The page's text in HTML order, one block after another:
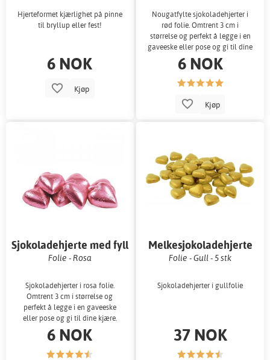
Hjerteformet kjærlighet på pinne
til bryllup eller fest!
6 NOK
Kjøp
Nougatfylte sjokoladehjerter i
rød folie. Omtrent 3 cm i
størrelse og perfekt å legge i en
gaveeske eller pose og gi til dine
k
6 NOK
Kjøp
Sjokoladehjerte med fyll
Folie - Rosa
Sjokoladehjerter i rosa folie.
Omtrent 3 cm i størrelse og
perfekt å legge i en gaveeske
eller pose og gi til dine kjære.
6 NOK
Melkesjokoladehjerte
Folie - Gull - 5 stk
Sjokoladehjerter i gullfolie
37 NOK